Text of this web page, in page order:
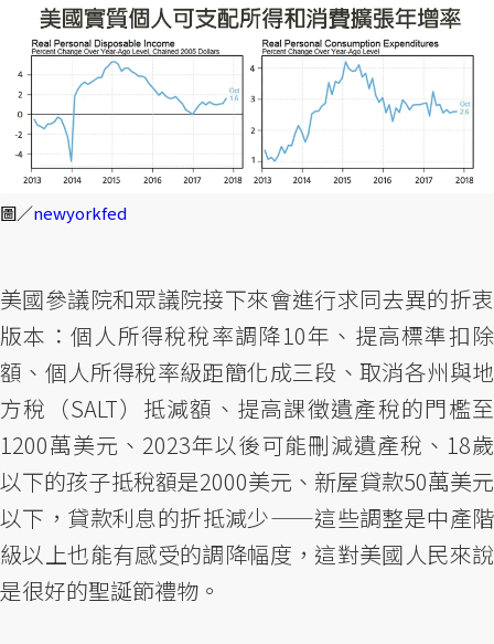
圖／newyorkfed
美國參議院和眾議院接下來會進行求同去異的折衷
版本：個人所得稅稅率調降10年、提高標準扣除
額、個人所得稅率級距簡化成三段、取消各州與地
方稅（SALT）抵減額、提高課徵遺產稅的門檻至
1200萬美元、2023年以後可能刪減遺產稅、18歲
以下的孩子抵稅額是2000美元、新屋貸款50萬美元
以下，貸款利息的折抵減少——這些調整是中產階
級以上也能有感受的調降幅度，這對美國人民來說
是很好的聖誕節禮物。